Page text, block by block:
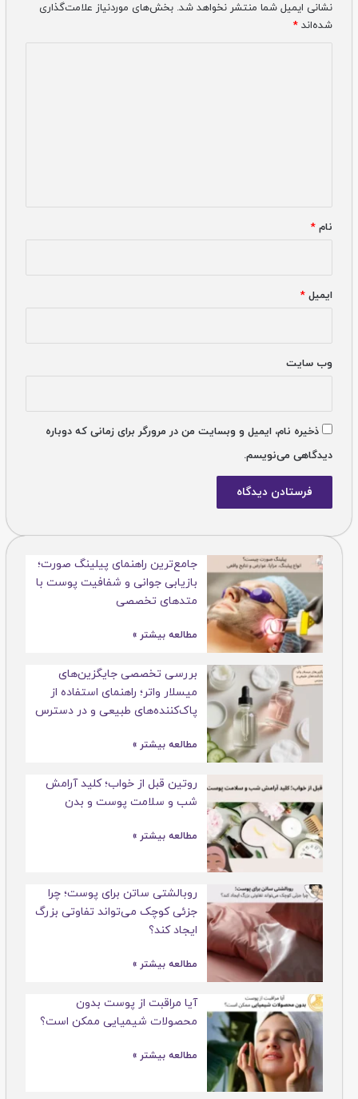
نشانی ایمیل شما منتشر نخواهد شد. بخش‌های موردنیاز علامت‌گذاری
شده‌اند *
نام *
ایمیل *
وب‌ سایت
ذخیره نام، ایمیل و وبسایت من در مرورگر برای زمانی که دوباره
دیدگاهی می‌نویسم.
جامع‌ترین راهنمای پیلینگ صورت؛
بازیابی جوانی و شفافیت پوست با
متدهای تخصصی
مطالعه بیشتر »
بررسی تخصصی جایگزین‌های
میسلار واتر؛ راهنمای استفاده از
پاک‌کننده‌های طبیعی و در دسترس
مطالعه بیشتر »
روتین قبل از خواب؛ کلید آرامش
شب و سلامت پوست و بدن
مطالعه بیشتر »
روبالشتی ساتن برای پوست؛ چرا
جزئی کوچک می‌تواند تفاوتی بزرگ
ایجاد کند؟
مطالعه بیشتر »
آیا مراقبت از پوست بدون
محصولات شیمیایی ممکن است؟
مطالعه بیشتر »